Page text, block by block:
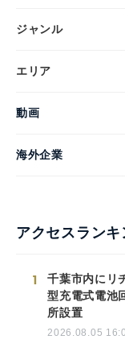
ジャンル
エリア
動画
海外企業
アクセスランキ
1
千葉市内にリ
型充電式電池
所設置
2026.08.05